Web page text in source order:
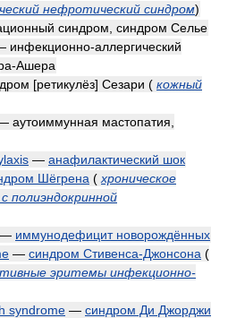
нефротический синдром)
синдром, синдром Селье
инфекционно-аллергический
Ашера
[ретикулёз] Сезари ( кожный
аутоиммунная мастопатия,
— анафилактический шок
Шёгрена ( хроническое
полиэндокринной
— иммунодефицит новорождённых
— синдром Стивенса-Джонсона (
эритемы инфекционно-
syndrome — синдром Ди Джорджи